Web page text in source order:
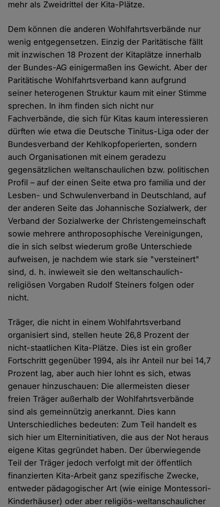
mehr als Zweidrittel der Kita-Plätze.
Dem können die anderen Wohlfahrtsverbände nur
wenig entgegensetzen. Einzig der Paritätische fällt
mit inzwischen 18 Prozent der Kitaplätze innerhalb
der Bundes-AG einigermaßen ins Gewicht. Aber der
Paritätische Wohlfahrtsverband kann aufgrund
seiner heterogenen Struktur kaum mit einer Stimme
sprechen. In ihm finden sich nicht nur
Fachverbände, die sich für Kitas kaum interessieren
dürften wie etwa die Deutsche Tinitus-Liga oder der
Bundesverband der Kehlkopfoperierten, sondern
auch Organisationen mit einem geradezu
gegensätzlichen weltanschaulichen bzw. politischen
Profil – auf der einen Seite etwa pro familia und der
Lesben- und Schwulenverband in Deutschland, auf
der anderen Seite das Johannische Sozialwerk, der
Verband der Sozialwerke der Christengemeinschaft
sowie mehrere anthroposophische Vereinigungen,
die in sich selbst wiederum große Unterschiede
aufweisen, je nachdem wie stark sie "versteinert"
sind, d. h. inwieweit sie den weltanschaulich-
religiösen Vorgaben Rudolf Steiners folgen oder
nicht.
Träger, die nicht in einem Wohlfahrtsverband
organisiert sind, stellen heute 26,8 Prozent der
nicht-staatlichen Kita-Plätze. Dies ist ein großer
Fortschritt gegenüber 1994, als ihr Anteil nur bei 14,7
Prozent lag, aber auch hier lohnt es sich, etwas
genauer hinzuschauen: Die allermeisten dieser
freien Träger außerhalb der Wohlfahrtsverbände
sind als gemeinnützig anerkannt. Dies kann
Unterschiedliches bedeuten: Zum Teil handelt es
sich hier um Elterninitiativen, die aus der Not heraus
eigene Kitas gegründet haben. Der überwiegende
Teil der Träger jedoch verfolgt mit der öffentlich
finanzierten Kita-Arbeit ganz spezifische Zwecke,
entweder pädagogischer Art (wie einige Montessori-
Kinderhäuser) oder aber religiös-weltanschaulicher